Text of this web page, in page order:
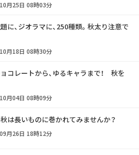
月25日 08時03分
に、ジオラマに、250種類。秋太り注意で
月18日 08時30分
コレートから、ゆるキャラまで！ 秋を
月04日 08時09分
は長いものに巻かれてみませんか？
月26日 18時12分